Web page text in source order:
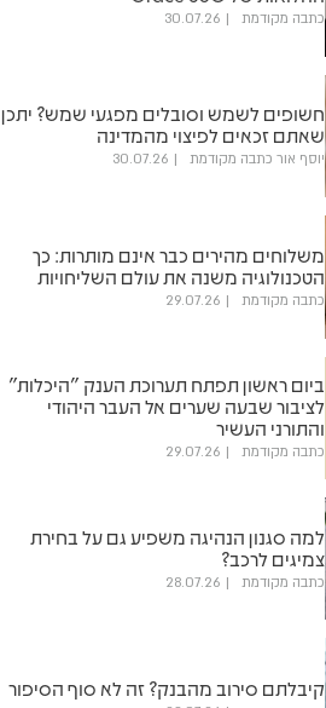
כתבה מקודמת 30.07.26
חשופים לשמש וסובלים מפגעי שמש? יתכן
שאתם זכאים לפיצוי מהמדינה
יוסף אור כתבה מקודמת 30.07.26
משלוחים מהירים כבר אינם מותרות: כך
הטכנולוגיה משנה את עולם השליחויות
כתבה מקודמת 29.07.26
ביום ראשון תפתח תערוכת הענק "היכלות"
לציבור שבעה שערים אל העבר היהודי
והתורני העשיר
כתבה מקודמת 29.07.26
למה סגנון הנהיגה משפיע גם על בחירת
צמיגים לרכב?
כתבה מקודמת 28.07.26
קיבלתם סירוב מהבנק? זה לא סוף הסיפור